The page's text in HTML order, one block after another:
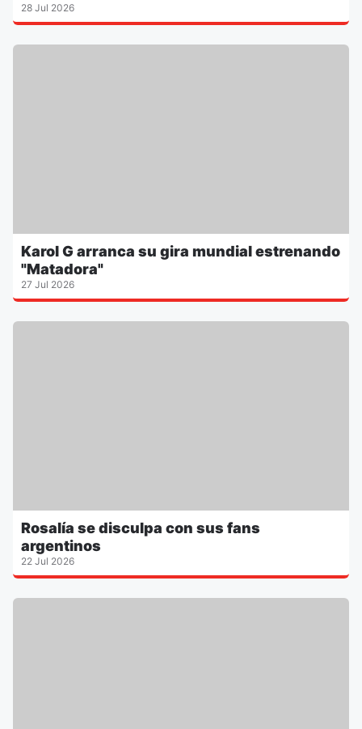
28 Jul 2026
Karol G arranca su gira mundial estrenando
"Matadora"
27 Jul 2026
Rosalía se disculpa con sus fans
argentinos
22 Jul 2026